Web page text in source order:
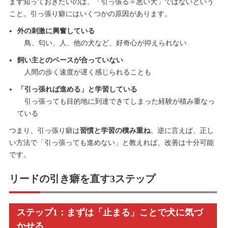
まず知っておきたいのは、「引っ張る＝悪い犬」ではないという
こと。引っ張り癖にはいくつかの原因があります。
外の刺激に興奮している
鳥、匂い、人、他の犬など、好奇心が抑えられない
飼い主とのペースが合っていない
人間の歩く速度が遅く感じられることも
「引っ張れば進める」と学習している
引っ張っても目的地に到達できてしまった経験が積み重なっ
ている
つまり、引っ張り癖は習慣と学習の積み重ね。逆に言えば、正し
い方法で「引っ張っても進めない」と教えれば、改善は十分可能
です。
リードの引き癖を直す3ステップ
ステップ1：まずは「止まる」ことで犬に気づ